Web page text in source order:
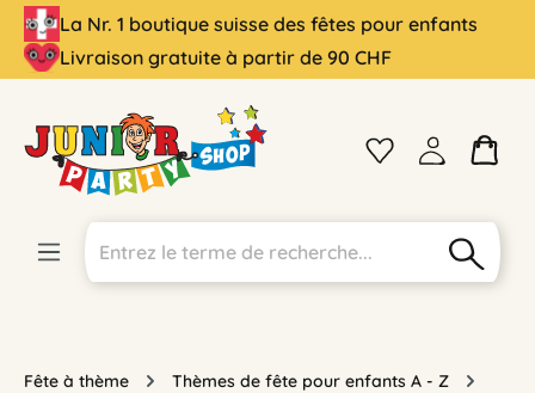
principal
La Nr. 1 boutique suisse des fêtes pour enfants
Livraison gratuite à partir de 90 CHF
Fête à thème
Thèmes de fête pour enfants A - Z